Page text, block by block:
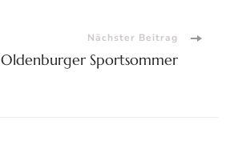
Nächster Beitrag
Oldenburger Sportsommer